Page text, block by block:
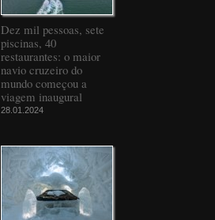
Dez mil pessoas, sete
piscinas, 40
restaurantes: o maior
navio cruzeiro do
mundo começou a
viagem inaugural
28.01.2024